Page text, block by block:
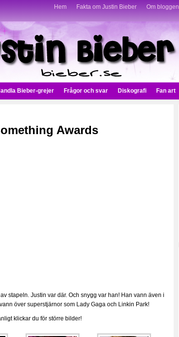
Hem Fakta om Justin Bieber Om bloggen
Bieber-grejer Frågor och svar Diskografi Fan art
Awards
stapeln. Justin var där. Och snygg var han! Han vann även i
över superstjärnor som Lady Gaga och Linkin Park!
klickar du för större bilder!